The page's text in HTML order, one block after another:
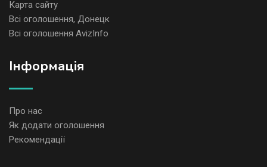
Карта сайту
Всі оголошення, Донецк
Всі оголошення AvizInfo
Iнформація
Про нас
Як додати оголошення
Рекомендації